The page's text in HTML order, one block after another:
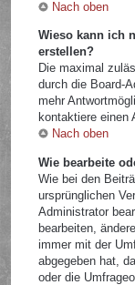
Nach oben
Wieso kann ich
erstellen?
Die maximal
durch die Board-
mehr
kontaktiere einen
Nach oben
Wie bearbeite
Wie bei den
ursprünglichen
Administrator
bearbeiten,
immer mit der
abgegeben hat,
oder die